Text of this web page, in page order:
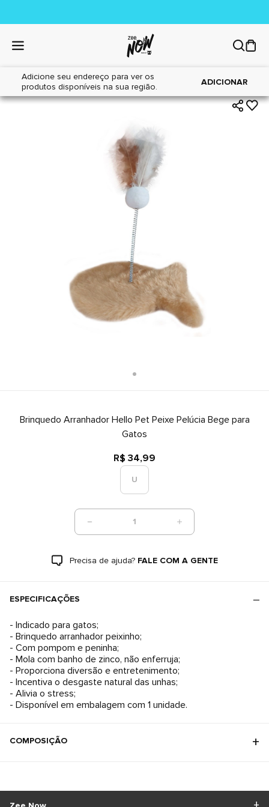
Adicione seu endereço para ver os
produtos disponíveis na sua região.
ADICIONAR
Home|Gatos|Brinquedos
Brinquedo Arranhador Hello Pet Peixe Pelúcia Bege para
Gatos
R$ 34,99
U
1
Precisa de ajuda? FALE COM A GENTE
ESPECIFICAÇÕES
- Indicado para gatos;
- Brinquedo arranhador peixinho;
- Com pompom e peninha;
- Mola com banho de zinco, não enferruja;
- Proporciona diversão e entretenimento;
- Incentiva o desgaste natural das unhas;
- Alivia o stress;
- Disponível em embalagem com 1 unidade.
COMPOSIÇÃO